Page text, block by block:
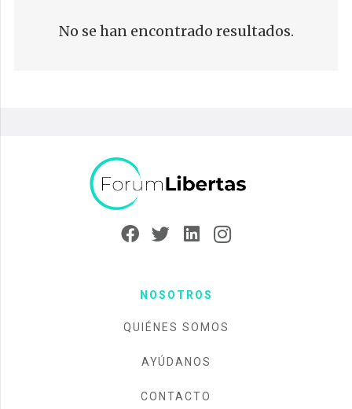
No se han encontrado resultados.
NOSOTROS
QUIÉNES SOMOS
AYÚDANOS
CONTACTO